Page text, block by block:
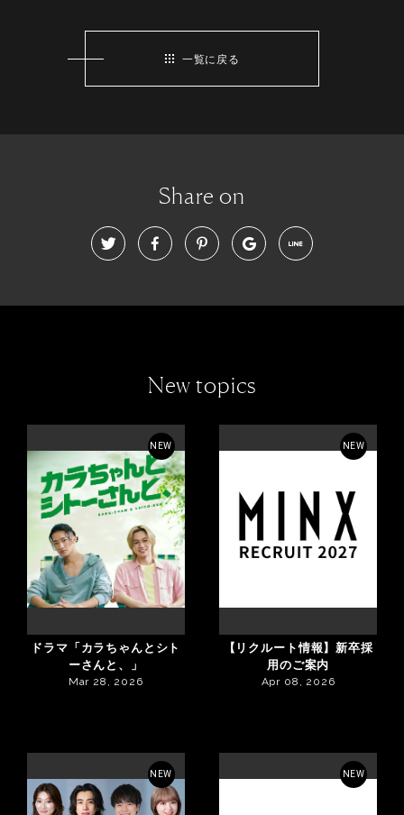
一覧に戻る
Share on
New topics
NEW
ドラマ「カラちゃんとシト
ーさんと、」
Mar 28, 2026
NEW
【リクルート情報】新卒採
用のご案内
Apr 08, 2026
NEW NEW